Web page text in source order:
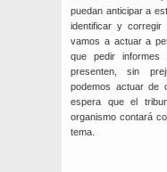
puedan anticipar a
identificar y corregir
vamos a actuar a
que pedir
presenten, sin
podemos actuar de
espera que el
organismo contará
tema.